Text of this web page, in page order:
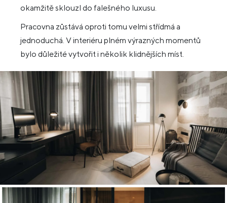
okamžitě sklouzl do falešného luxusu.
Pracovna zůstává oproti tomu velmi střídmá a
jednoduchá. V interiéru plném výrazných momentů
bylo důležité vytvořit i několik klidnějších míst.